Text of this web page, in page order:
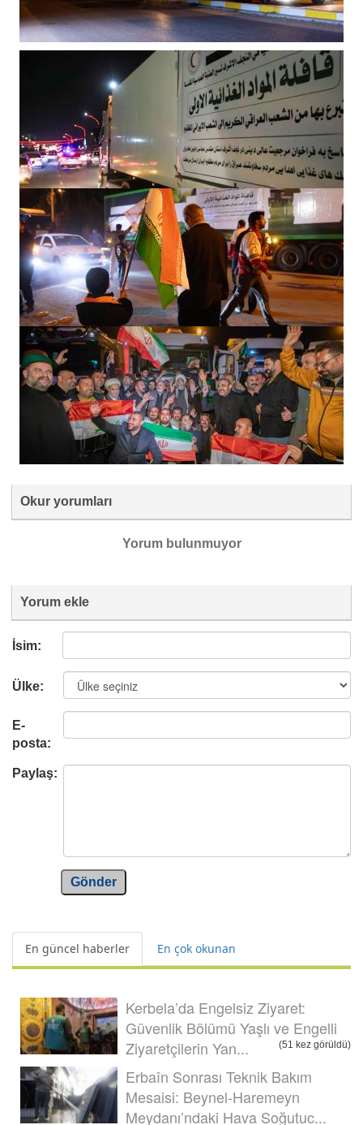
Okur yorumları
Yorum bulunmuyor
Yorum ekle
İsim:
Ülke:
E-
posta:
Paylaş:
Gönder
En güncel haberler En çok okunan
Kerbela’da Engelsiz Ziyaret:
Güvenlik Bölümü Yaşlı ve Engelli
Ziyaretçilerin Yan...
(51 kez görüldü)
Erbaîn Sonrası Teknik Bakım
Mesaisi: Beynel-Haremeyn
Meydanı’ndaki Hava Soğutuc...